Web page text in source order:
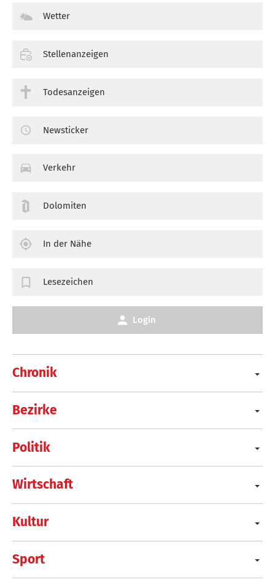
Chronik
Bezirke
Politik
Wirtschaft
Kultur
Sport
Wetter
Stellenanzeigen
Todesanzeigen
Newsticker
Verkehr
Dolomiten
In der Nähe
Lesezeichen
Login